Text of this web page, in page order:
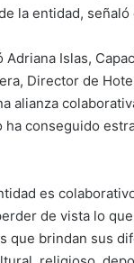
la entidad,
Islas,
Director de
alianza
conseguido
es
de vista lo
que brindan sus